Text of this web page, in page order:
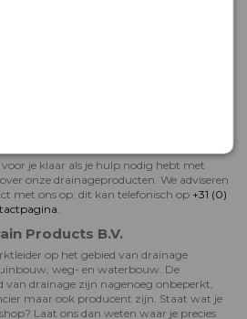
advies
je klaar als je hulp nodig hebt met
onze drainageproducten. We adviseren
met ons op: dit kan telefonisch op +31 (0)
.
Products B.V.
op het gebied van drainage
weg- en waterbouw. De
van drainage zijn nagenoeg onbeperkt,
maar ook producent zijn. Staat wat je
Laat ons dan weten waar je precies